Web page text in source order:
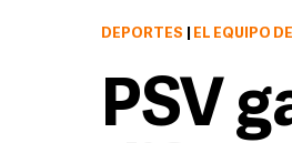
DEPORTES EL EQUIPO
PSV